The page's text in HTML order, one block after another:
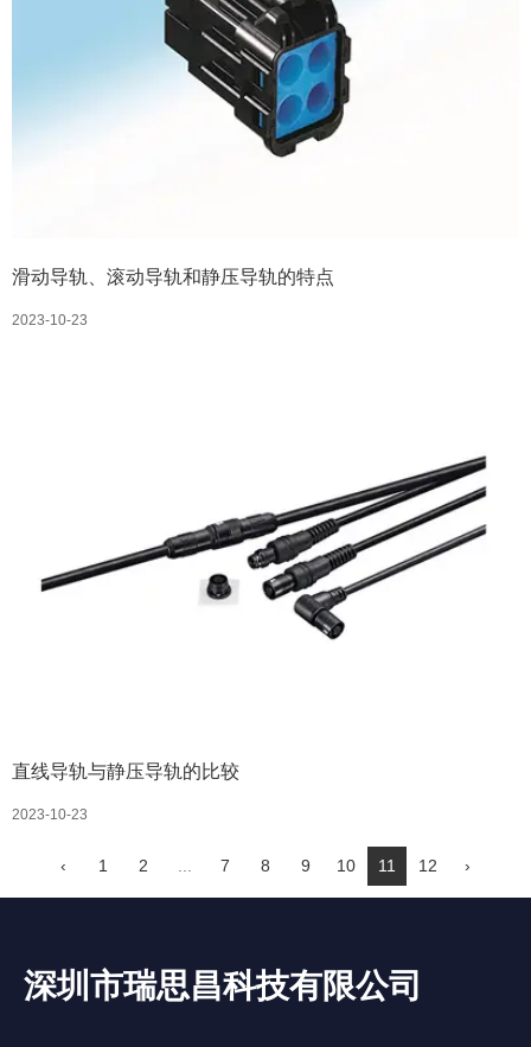
滑动导轨、滚动导轨和静压导轨的特点
2023-10-23
直线导轨与静压导轨的比较
2023-10-23
‹ 1 2 ... 7 8 9 10 11 12 ›
深圳市瑞思昌科技有限公司